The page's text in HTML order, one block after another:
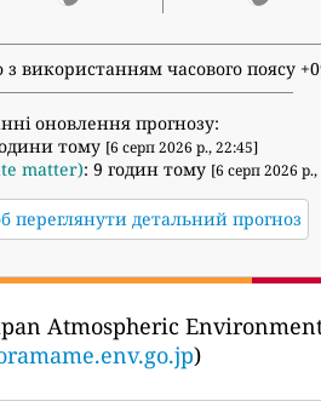
використанням часового поясу
оновлення прогнозу:
тому [6 серп 2026 р., 22:45]
matter): 9 годин тому [6 серп 2026
переглянути детальний прогноз
Atmospheric
)